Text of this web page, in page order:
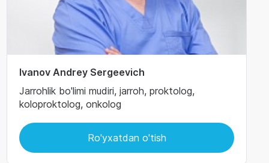
Ivanov Andrey Sergeevich
Jarrohlik bo'limi mudiri, jarroh, proktolog,
koloproktolog, onkolog
Ro'yxatdan o'tish